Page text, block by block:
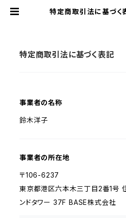
特定商取引法に基づく
特定商取引法に基づく表記
事業者の名称
鈴木洋子
事業者の所在地
〒106-6237
東京都港区六本木三丁目2番1号
ンドタワー 37F BASE株式会社